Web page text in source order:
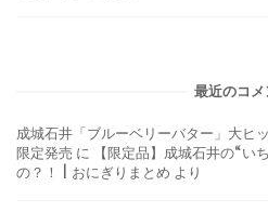
最近のコメ
成城石井「ブルーベリーバター」大ヒ
限定発売 に
【限定品】成城石井の“い
の？！ | おにぎりまとめ より